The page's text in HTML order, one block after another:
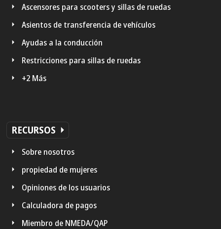
Ascensores para scooters y sillas de ruedas
Asientos de transferencia de vehículos
Ayudas a la conducción
Restricciones para sillas de ruedas
+2 Más
RECURSOS
Sobre nosotros
propiedad de mujeres
Opiniones de los usuarios
Calculadora de pagos
Miembro de NMEDA/QAP